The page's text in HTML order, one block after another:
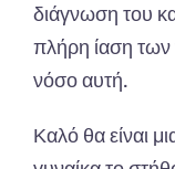
διάγνωση του
πλήρη ίαση
νόσο αυτή.
Καλό θα είναι